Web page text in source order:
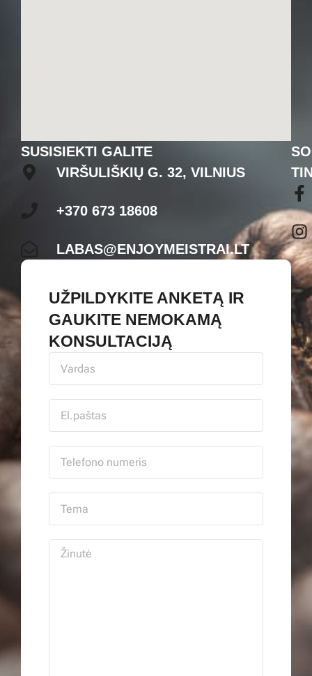
SUSISIEKTI GALITE
VIRŠULIŠKIŲ G. 32, VILNIUS
+370 673 18608
LABAS@ENJOYMEISTRAI.LT
UŽPILDYKITE ANKETĄ IR
GAUKITE NEMOKAMĄ
KONSULTACIJĄ